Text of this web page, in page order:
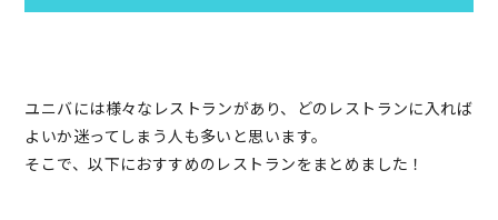
ユニバには様々なレストランがあり、どのレストランに入れば
よいか迷ってしまう人も多いと思います。
そこで、以下におすすめのレストランをまとめました！